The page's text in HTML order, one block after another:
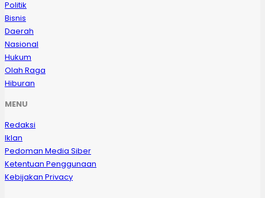
Politik
Bisnis
Daerah
Nasional
Hukum
Olah Raga
Hiburan
MENU
Redaksi
Iklan
Pedoman Media Siber
Ketentuan Penggunaan
Kebijakan Privacy